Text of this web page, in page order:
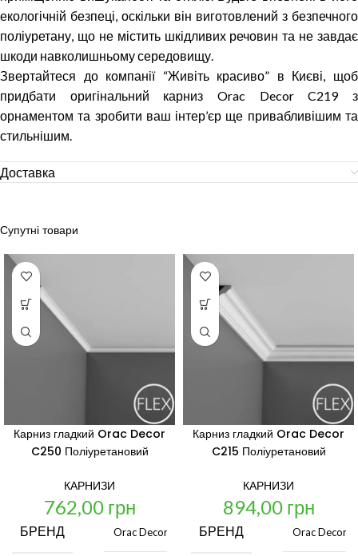
екологічній безпеці, оскільки він виготовлений з безпечного
поліуретану, що не містить шкідливих речовин та не завдає
шкоди навколишньому середовищу.
Звертайтеся до компанії “Живіть красиво” в Києві, щоб
придбати оригінальний карниз Orac Decor C219 з
орнаментом та зробити ваш інтер’єр ще привабливішим та
стильнішим.
Доставка
Супутні товари
Карниз гладкий Orac Decor
C250 Поліуретановий
КАРНИЗИ
762,00 грн
БРЕНД Orac Decor
Карниз гладкий Orac Decor
C215 Поліуретановий
КАРНИЗИ
894,00 грн
БРЕНД Orac Decor